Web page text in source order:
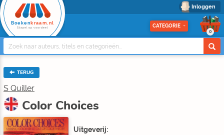
Inloggen
Boeken kraam.nl
Stapel op voordeel CATEGORIE
0
TERUG
S Quiller
Color Choices
Uitgeverij: